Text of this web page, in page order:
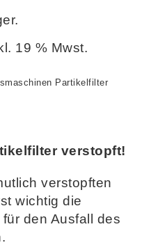
19 % Mwst.
Partikelfilter
verstopft!
verstopften
wichtig die
den Ausfall des